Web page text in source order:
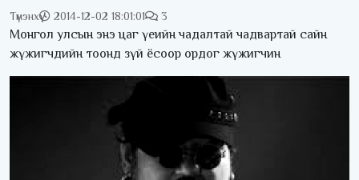
Түмэнхүү 2014-12-02 18:01:01 3
Монгол улсын энэ цаг үеийн чадалтай чадвартай сайн
жүжигчдийн тоонд зүй ёсоор ордог жүжигчин